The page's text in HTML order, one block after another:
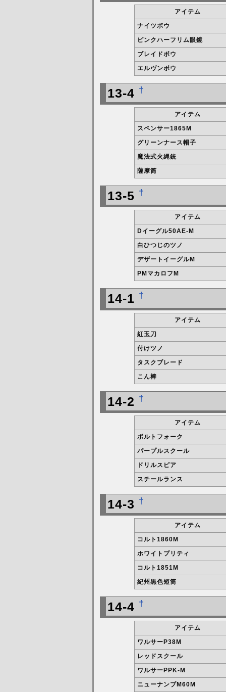
アイテム
ナイツボウ
ピンクハーフリム眼鏡
ブレイドボウ
エルヴンボウ
13-4 †
アイテム
スペンサー1865M
グリーンナース帽子
魔法式火縄銃
薩摩筒
13-5 †
アイテム
Dイーグル50AE-M
白ひつじのツノ
デザートイーグルM
PMマカロフM
14-1 †
アイテム
紅玉刀
付けツノ
タスクブレード
こん棒
14-2 †
アイテム
ボルトフォーク
パープルスクール
ドリルスピア
スチールランス
14-3 †
アイテム
コルト1860M
ホワイトプリティ
コルト1851M
紀州黒色短筒
14-4 †
アイテム
ワルサーP38M
レッドスクール
ワルサーPPK-M
ニューナンブM60M